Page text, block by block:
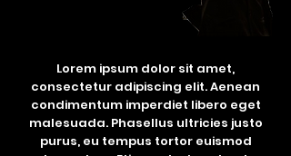
Lorem ipsum dolor sit amet,
consectetur adipiscing elit. Aenean
condimentum imperdiet libero eget
malesuada. Phasellus ultricies justo
purus, eu tempus tortor euismod